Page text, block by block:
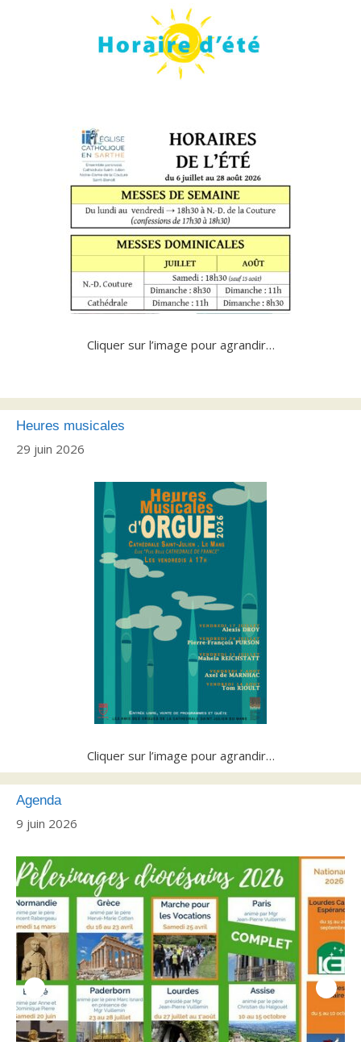
Cliquer sur l’image pour agrandir…
Heures musicales
29 juin 2026
Cliquer sur l’image pour agrandir…
Agenda
9 juin 2026